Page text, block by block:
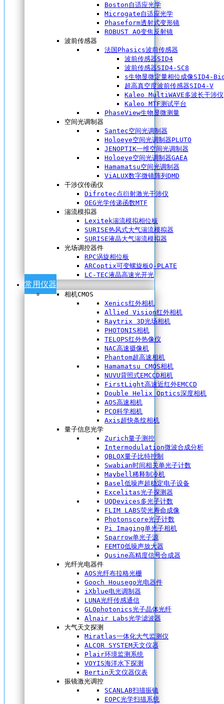
Boston自适应光学
Microgate自适应光学
Phaseform透射式变形镜
ROBUST AO变焦反射镜
波前传感器
法国Phasics波前传感器
波前传感器SID4
波前传感器SID4-SC8
s生物显微定量相位成像SID4-
超高真空度波前传感器SID4-V
Kaleo MultiWAVE多波长干涉仪
Kaleo MTF测试平台
PhaseView生物显微测量
空间光调制器
Santec空间光调制器
Holoeye空间光调制器PLUTO
JENOPTIK一维空间光调制器
Holoeye空间光调制器GAEA
Hamamatsu空间光调制器
ViALUX数字微镜阵列DMD
干涉仪传函仪
Difrotec点衍射激光干涉仪
OEG光学传递函数MTF
湍流模拟器
Lexitek湍流模拟相位板
SURISE热风式大气湍流模拟器
SURISE液晶大气湍流模拟器
光场调控器件
RPC涡旋相位板
ARCoptix可变螺旋板Q-PLATE
LC-TEC液晶高速光开光
常用仪器
相机CMOS
Xenics红外相机
Allied Vision红外相机
Raytrix 3D光场相机
PHOTONIS相机
TELOPS红外热像仪
NAC高速摄像机
Phantom超高速相机
Hamamatsu CMOS相机
NUVU背照式EMCCD相机
FirstLight高速近红外EMCCD
Double Helix Optics深度相机
AOS高速相机
PCO科学相机
Axis超快条纹相机
量子信息光学
Zurich量子测控
Intermodulation微波合成分析
QBLOX量子比特控制
Swabian时间相关单光子计数
Maybell稀释制冷机
Basel低噪声超稳定电子设备
Excelitas光子探测器
UQDevices多光子计数
FLIM LABS荧光寿命成像
Photonscore光子计数
Pi Imaging单光子相机
Sparrow单光子源
FEMTO低噪声放大器
Qusine高精度信号合成器
光纤光电器件
AOS光纤布拉格光栅
Gooch Housego光电器件
iXblue电光调制器
LUNA光纤传感通信
GLOphotonics光子晶体光纤
Alnair Labs光学滤波器
大气天文探测
Miratlas一体化大气监测仪
ALCOR SYSTEM天文仪器
Plair环境监测系统
VOYIS海洋水下探测
Bertin天文仪器仪表
振镜激光调控
SCANLAB扫描振镜
EOPC光学扫描系统